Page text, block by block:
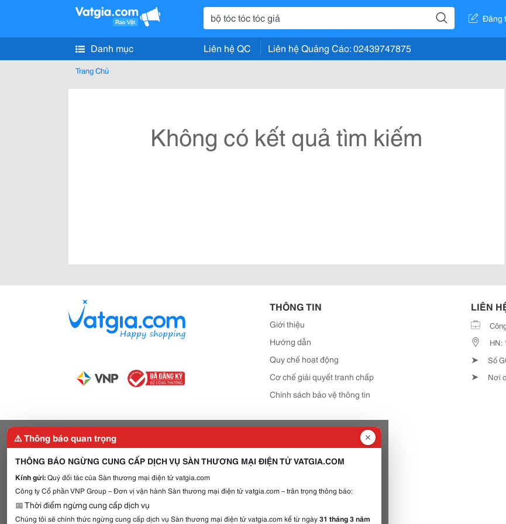
Đăng
Danh mục Liên hệ QC Liên hệ Quảng Cáo: 02439747875
Trang Chủ
Không có kết quả tìm kiếm
THÔNG TIN
Giới thiệu
Hướng dẫn
Quy chế hoạt động
Cơ chế giải quyết tranh chấp
Chính sách bảo vệ thông tin
LIÊN
HN:
➤ Số
➤ Nơi
⚠️ Thông báo quan trọng
THÔNG BÁO NGỪNG CUNG CẤP DỊCH VỤ SÀN THƯƠNG MẠI ĐIỆN TỬ VATGIA.COM
Kính gửi:Quý đối tác của Sàn thương mại điện tử vatgia.com
Công ty Cổ phần VNP Group – Đơn vị vận hành Sàn thương mại điện tử vatgia.com – trân trọng thông báo:
📅 Thời điểm ngừng cung cấp dịch vụ
Chúng tôi sẽ chính thức ngừng cung cấp dịch vụ Sàn thương mại điện tử vatgia.com kể từ ngày31 tháng 3 năm